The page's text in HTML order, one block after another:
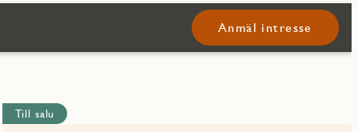
Anmäl intresse
Till salu